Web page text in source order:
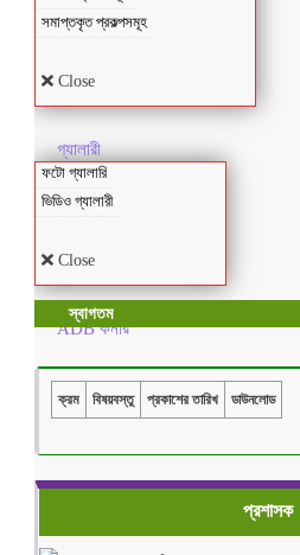
সমাপ্তকৃত প্রকল্পসমূহ
Close
গ্যালারী
ফটো গ্যালারি
ভিডিও গ্যালারী
Close
ADB কর্নার
স্বাগতম
ক্রম বিষয়বস্তু প্রকাশের তারিখ ডাউনলোড
প্রশাসক